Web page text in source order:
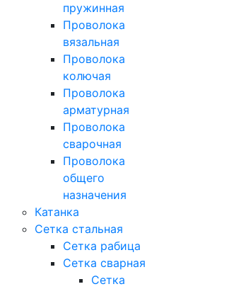
пружинная
Проволока
вязальная
Проволока
колючая
Проволока
арматурная
Проволока
сварочная
Проволока
общего
назначения
Катанка
Сетка стальная
Сетка рабица
Сетка сварная
Сетка